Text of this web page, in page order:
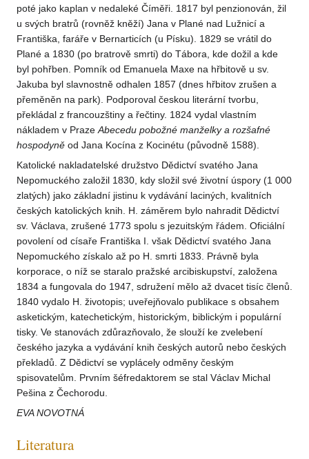
poté jako kaplan v nedaleké Číměři. 1817 byl penzionován, žil
u svých bratrů (rovněž kněží) Jana v Plané nad Lužnicí a
Františka, faráře v Bernarticích (u Písku). 1829 se vrátil do
Plané a 1830 (po bratrově smrti) do Tábora, kde dožil a kde
byl pohřben. Pomník od Emanuela Maxe na hřbitově u sv.
Jakuba byl slavnostně odhalen 1857 (dnes hřbitov zrušen a
přeměněn na park). Podporoval českou literární tvorbu,
překládal z francouzštiny a řečtiny. 1824 vydal vlastním
nákladem v Praze Abecedu pobožné manželky a rozšafné
hospodyně od Jana Kocína z Kocinétu (původně 1588).
Katolické nakladatelské družstvo Dědictví svatého Jana
Nepomuckého založil 1830, kdy složil své životní úspory (1 000
zlatých) jako základní jistinu k vydávání laciných, kvalitních
českých katolických knih. H. záměrem bylo nahradit Dědictví
sv. Václava, zrušené 1773 spolu s jezuitským řádem. Oficiální
povolení od císaře Františka I. však Dědictví svatého Jana
Nepomuckého získalo až po H. smrti 1833. Právně byla
korporace, o níž se staralo pražské arcibiskupství, založena
1834 a fungovala do 1947, sdružení mělo až dvacet tisíc členů.
1840 vydalo H. životopis; uveřejňovalo publikace s obsahem
asketickým, katechetickým, historickým, biblickým i populární
tisky. Ve stanovách zdůrazňovalo, že slouží ke zvelebení
českého jazyka a vydávání knih českých autorů nebo českých
překladů. Z Dědictví se vyplácely odměny českým
spisovatelům. Prvním šéfredaktorem se stal Václav Michal
Pešina z Čechorodu.
EVA NOVOTNÁ
Literatura